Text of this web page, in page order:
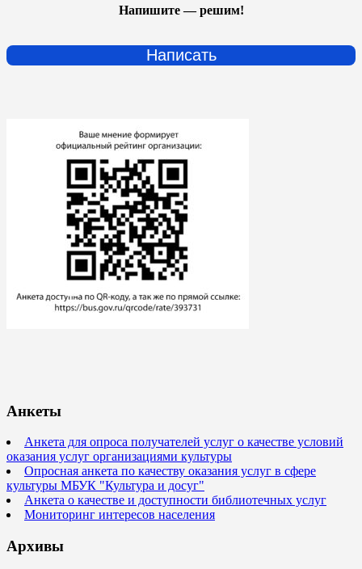
Напишите — решим!
Написать
Анкеты
Анкета для опроса получателей услуг о качестве условий
оказания услуг организациями культуры
Опросная анкета по качеству оказания услуг в сфере
культуры МБУК "Культура и досуг"
Анкета о качестве и доступности библиотечных услуг
Мониторинг интересов населения
Архивы